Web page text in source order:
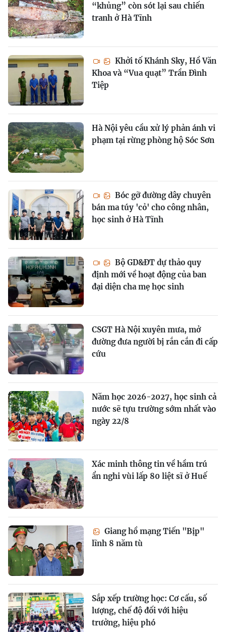
“khủng” còn sót lại sau chiến
tranh ở Hà Tĩnh
Khởi tố Khánh Sky, Hồ Văn
Khoa và “Vua quạt” Trần Đình
Tiệp
Hà Nội yêu cầu xử lý phản ánh vi
phạm tại rừng phòng hộ Sóc Sơn
Bóc gỡ đường dây chuyên
bán ma túy 'cỏ' cho công nhân,
học sinh ở Hà Tĩnh
Bộ GD&ĐT dự thảo quy
định mới về hoạt động của ban
đại diện cha mẹ học sinh
CSGT Hà Nội xuyên mưa, mở
đường đưa người bị rắn cắn đi cấp
cứu
Năm học 2026-2027, học sinh cả
nước sẽ tựu trường sớm nhất vào
ngày 22/8
Xác minh thông tin về hầm trú
ẩn nghi vùi lấp 80 liệt sĩ ở Huế
Giang hồ mạng Tiến "Bịp"
lĩnh 8 năm tù
Sắp xếp trường học: Cơ cấu, số
lượng, chế độ đối với hiệu
trưởng, hiệu phó